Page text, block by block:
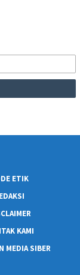
ETIK
KAMI
MEDIA SIBER